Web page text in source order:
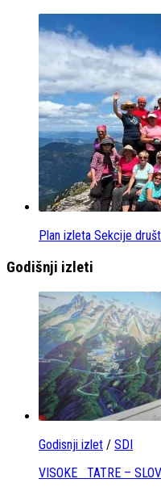
Plan izleta Sekcije
Godišnji izleti
Godisnji izlet / SDI
VISOKE TATRE –